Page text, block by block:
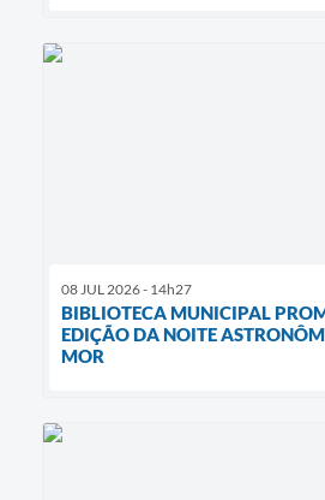
08 JUL 2026 - 14h27
BIBLIOTECA MUNICIPAL
EDIÇÃO DA NOITE
MOR